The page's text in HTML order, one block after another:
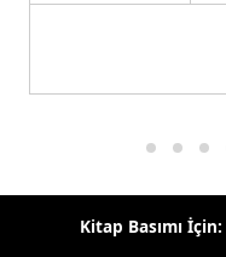
Kitap Basımı İçin: